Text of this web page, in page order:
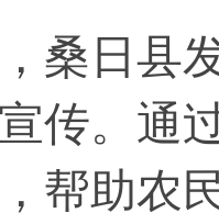
桑日县
传。 通
帮助农